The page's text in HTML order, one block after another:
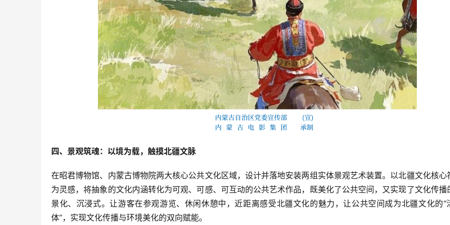
四、景观筑魂：以境为载，触摸北疆文脉
在昭君博物馆、内蒙古博物院两大核心公共文化区域，设计并落地安装两组实体景观艺术装置。以北疆文化核心
为灵感，将抽象的文化内涵转化为可观、可感、可互动的公共艺术作品，既美化了公共空间，又实现了文化传播
景化、沉浸式。让游客在参观游览、休闲休憩中，近距离感受北疆文化的魅力，让公共空间成为北疆文化的“
体”，实现文化传播与环境美化的双向赋能。